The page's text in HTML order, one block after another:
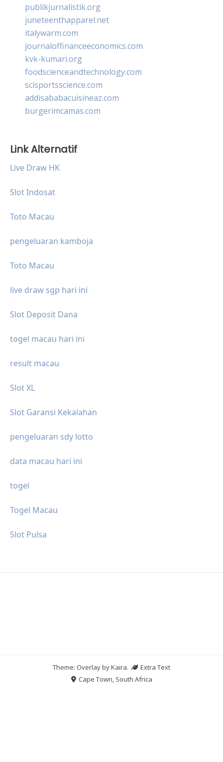
publikjurnalistik.org
juneteenthapparel.net
italywarm.com
journaloffinanceeconomics.com
kvk-kumari.org
foodscienceandtechnology.com
scisportsscience.com
addisababacuisineaz.com
burgerimcamas.com
Link Alternatif
Live Draw HK
Slot Indosat
Toto Macau
pengeluaran kamboja
Toto Macau
live draw sgp hari ini
Slot Deposit Dana
togel macau hari ini
result macau
Slot XL
Slot Garansi Kekalahan
pengeluaran sdy lotto
data macau hari ini
togel
Togel Macau
Slot Pulsa
Theme: Overlay byKaira.
Extra Text
Cape Town, South Africa